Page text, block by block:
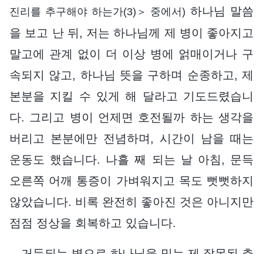
진리를 추구해야 하는가(3)＞ 중에서) 하나님 말씀
을 보고 난 뒤, 저는 하나님께 제 병이 좋아지고
말고에 관계 없이 더 이상 병에 얽매이거나 구
속되지 않고, 하나님 뜻을 구하며 순종하고, 제
본분을 지킬 수 있게 해 달라고 기도드렸습니
다. 그리고 병이 언제면 호전될까 하는 생각을
버리고 본분에만 전념하며, 시간이 남을 때는
운동도 했습니다. 나흘 째 되는 날 아침, 문득
오른쪽 어깨 통증이 가벼워지고 목도 뻣뻣하지
않았습니다. 비록 완전히 좋아진 것은 아니지만
점점 정상을 회복하고 있습니다.